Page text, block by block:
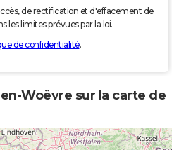
de rectification et d'effacement de
les limites prévues par la loi.
de confidentialité.
Woëvre sur la carte de